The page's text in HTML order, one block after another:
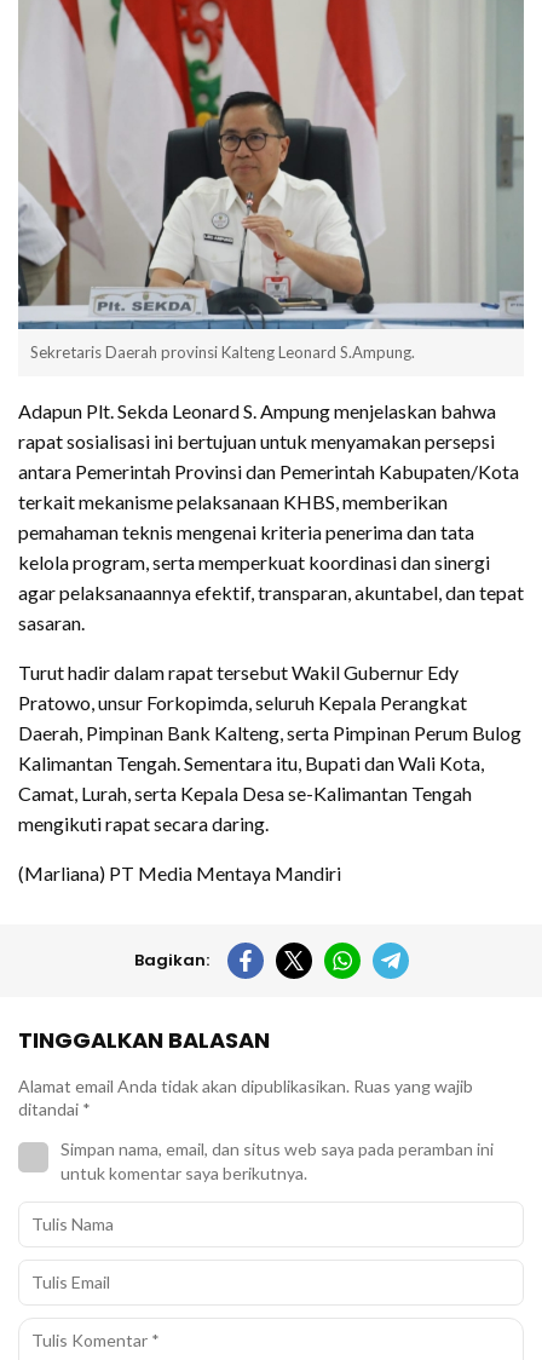
Sekretaris Daerah provinsi Kalteng Leonard S.Ampung.
Adapun Plt. Sekda Leonard S. Ampung menjelaskan bahwa
rapat sosialisasi ini bertujuan untuk menyamakan persepsi
antara Pemerintah Provinsi dan Pemerintah Kabupaten/Kota
terkait mekanisme pelaksanaan KHBS, memberikan
pemahaman teknis mengenai kriteria penerima dan tata
kelola program, serta memperkuat koordinasi dan sinergi
agar pelaksanaannya efektif, transparan, akuntabel, dan tepat
sasaran.
Turut hadir dalam rapat tersebut Wakil Gubernur Edy
Pratowo, unsur Forkopimda, seluruh Kepala Perangkat
Daerah, Pimpinan Bank Kalteng, serta Pimpinan Perum Bulog
Kalimantan Tengah. Sementara itu, Bupati dan Wali Kota,
Camat, Lurah, serta Kepala Desa se-Kalimantan Tengah
mengikuti rapat secara daring.
(Marliana) PT Media Mentaya Mandiri
Bagikan:
TINGGALKAN BALASAN
Alamat email Anda tidak akan dipublikasikan. Ruas yang wajib
ditandai *
Simpan nama, email, dan situs web saya pada peramban ini
untuk komentar saya berikutnya.